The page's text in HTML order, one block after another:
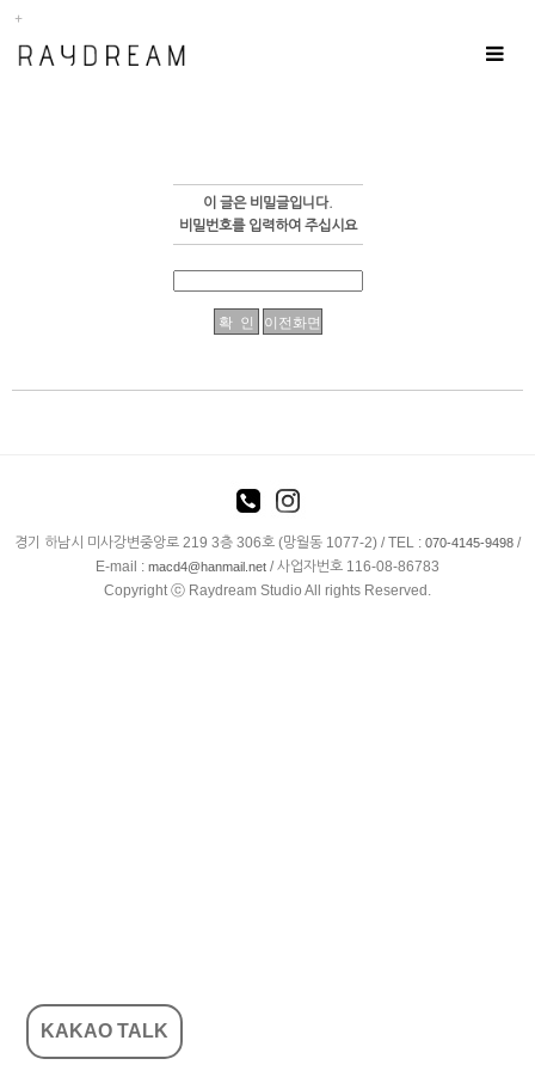
Toggle
이 글은 비밀글입니다.
비밀번호를 입력하여 주십시요
경기 하남시 미사강변중앙로 219 3층 306호 (망월동 1077-2) / TEL : 070-4145-9498 /
E-mail : macd4@hanmail.net / 사업자번호 116-08-86783
Copyright ⓒ Raydream Studio All rights Reserved.
KAKAO TALK